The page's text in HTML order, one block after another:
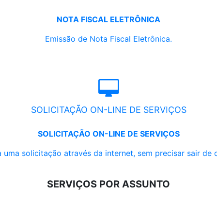
NOTA FISCAL ELETRÔNICA
Emissão de Nota Fiscal Eletrônica.
SOLICITAÇÃO ON-LINE DE SERVIÇOS
SOLICITAÇÃO ON-LINE DE SERVIÇOS
uma solicitação através da internet, sem precisar sair de
SERVIÇOS POR ASSUNTO